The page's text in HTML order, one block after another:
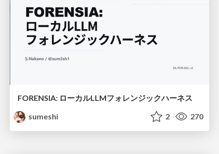
FORENSIA: ローカルLLMフォレンジックハーネス
sumeshi
2 270